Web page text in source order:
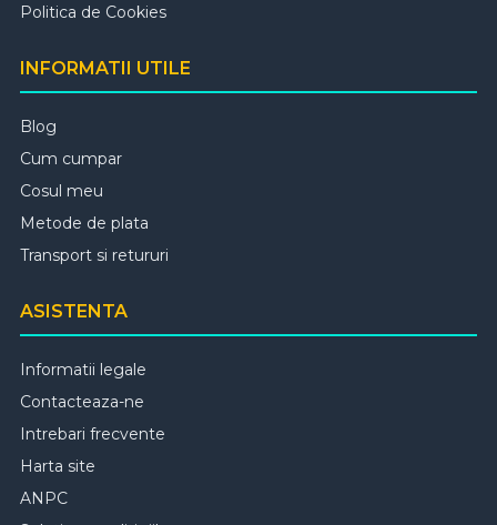
Politica de Cookies
INFORMATII UTILE
Blog
Cum cumpar
Cosul meu
Metode de plata
Transport si retururi
ASISTENTA
Informatii legale
Contacteaza-ne
Intrebari frecvente
Harta site
ANPC